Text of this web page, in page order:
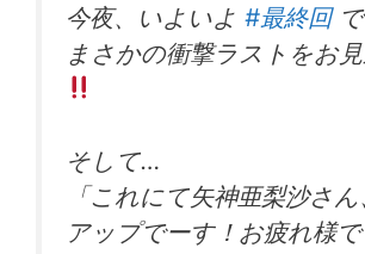
今夜、いよいよ #最終回
まさかの衝撃ラストをお
そして…
「これにて矢神亜梨沙さ
アップでーす！お疲れ様